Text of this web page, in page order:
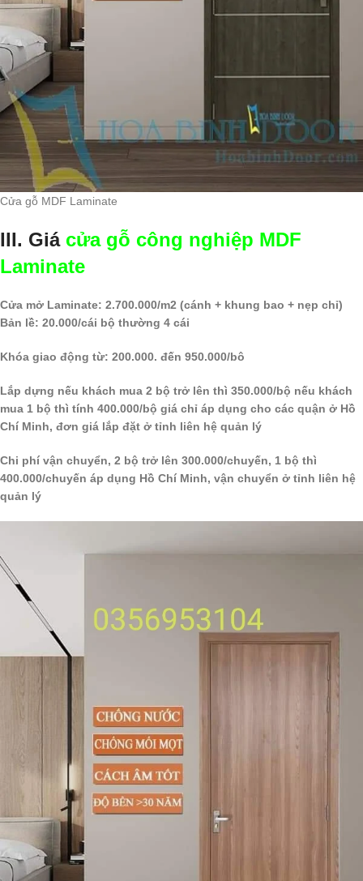
Cửa gỗ MDF Laminate
III. Giá cửa gỗ công nghiệp MDF
Laminate
Cửa mở Laminate: 2.700.000/m2 (cánh + khung bao + nẹp chỉ)
Bản lề: 20.000/cái bộ thường 4 cái
Khóa giao động từ: 200.000. đến 950.000/bô
Lắp dựng nếu khách mua 2 bộ trở lên thì 350.000/bộ nếu khách
mua 1 bộ thì tính 400.000/bộ giá chỉ áp dụng cho các quận ở Hồ
Chí Minh, đơn giá lắp đặt ở tỉnh liên hệ quản lý
Chi phí vận chuyển, 2 bộ trở lên 300.000/chuyến, 1 bộ thì
400.000/chuyến áp dụng Hồ Chí Minh, vận chuyển ở tỉnh liên hệ
quản lý